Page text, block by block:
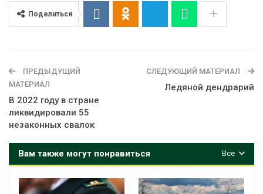
Поделиться
ПРЕДЫДУЩИЙ
МАТЕРИАЛ
В 2022 году в стране
ликвидировали 55
незаконных свалок
СЛЕДУЮЩИЙ МАТЕРИАЛ
Ледяной дендрарий
Все
Вам также могут понравиться